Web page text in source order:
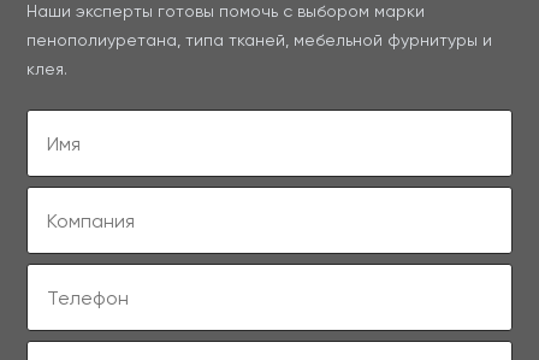
Наши эксперты готовы помочь с выбором марки
пенополиуретана, типа тканей, мебельной фурнитуры и
клея.